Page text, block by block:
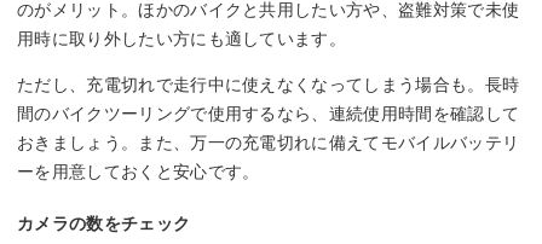
のがメリット。ほかのバイクと共用したい方や、盗難対策で未使
用時に取り外したい方にも適しています。
ただし、充電切れで走行中に使えなくなってしまう場合も。長時
間のバイクツーリングで使用するなら、連続使用時間を確認して
おきましょう。また、万一の充電切れに備えてモバイルバッテリ
ーを用意しておくと安心です。
カメラの数をチェック